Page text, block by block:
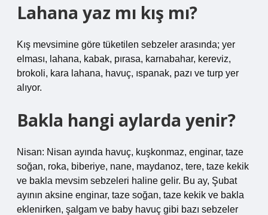
Lahana yaz mı kış mı?
Kış mevsimine göre tüketilen sebzeler arasında; yer
elması, lahana, kabak, pırasa, karnabahar, kereviz,
brokoli, kara lahana, havuç, ıspanak, pazı ve turp yer
alıyor.
Bakla hangi aylarda yenir?
Nisan: Nisan ayında havuç, kuşkonmaz, enginar, taze
soğan, roka, biberiye, nane, maydanoz, tere, taze kekik
ve bakla mevsim sebzeleri haline gelir. Bu ay, Şubat
ayının aksine enginar, taze soğan, taze kekik ve bakla
eklenirken, şalgam ve baby havuç gibi bazı sebzeler